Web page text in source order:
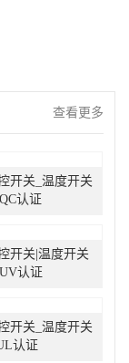
查看更多
开关_温度开关
认证
开关|温度开关
认证
开关_温度开关
认证